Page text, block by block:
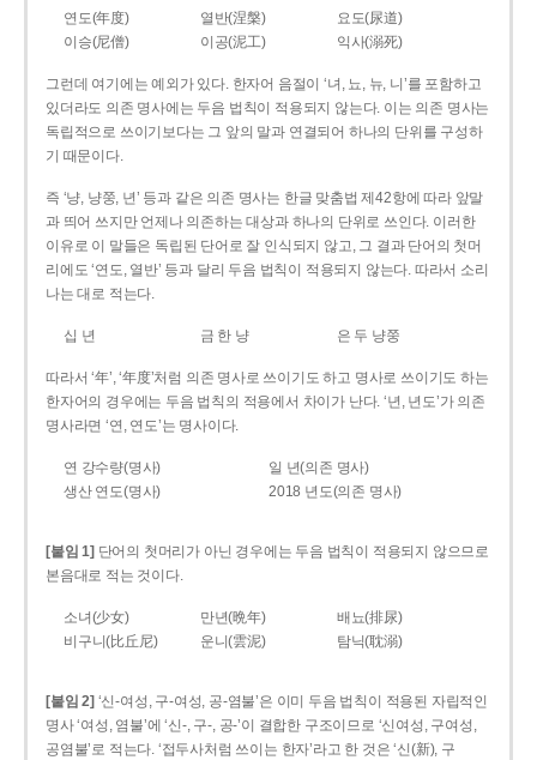
연도(年度) 열반(涅槃)
요도(尿道)
이승(尼僧)
이공(泥工) 익사(溺死)
그런데 여기에는 예외가 있다. 한자어 음절이 ‘녀, 뇨, 뉴, 니’를 포함하고
있더라도 의존 명사에는 두음 법칙이 적용되지 않는다. 이는 의존 명사는
독립적으로 쓰이기보다는 그 앞의 말과 연결되어 하나의 단위를 구성하
기 때문이다.
즉 ‘냥, 냥쭝, 년’ 등과 같은 의존 명사는 한글 맞춤법 제42항에 따라 앞말
과 띄어 쓰지만 언제나 의존하는 대상과 하나의 단위로 쓰인다. 이러한
이유로 이 말들은 독립된 단어로 잘 인식되지 않고, 그 결과 단어의 첫머
리에도 ‘연도, 열반’ 등과 달리 두음 법칙이 적용되지 않는다. 따라서 소리
나는 대로 적는다.
십 년 금 한 냥 은 두 냥쭝
따라서 ‘年’, ‘年度’처럼 의존 명사로 쓰이기도 하고 명사로 쓰이기도 하는
한자어의 경우에는 두음 법칙의 적용에서 차이가 난다. ‘년, 년도’가 의존
명사라면 ‘연, 연도’는 명사이다.
연 강수량(명사)
일 년(의존 명사)
생산 연도(명사)
2018 년도(의존 명사)
[붙임 1] 단어의 첫머리가 아닌 경우에는 두음 법칙이 적용되지 않으므로
본음대로 적는 것이다.
소녀(少女) 만년(晩年)
배뇨(排尿)
비구니(比丘尼)
운니(雲泥) 탐닉(耽溺)
[붙임 2] ‘신-여성, 구-여성, 공-염불’은 이미 두음 법칙이 적용된 자립적인
명사 ‘여성, 염불’에 ‘신-, 구-, 공-’이 결합한 구조이므로 ‘신여성, 구여성,
공염불’로 적는다. ‘접두사처럼 쓰이는 한자’라고 한 것은 ‘신(新), 구